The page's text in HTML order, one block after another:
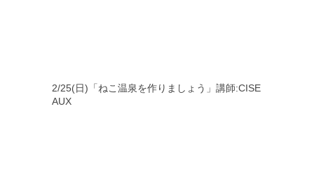
2/25(日)「ねこ温泉を作りましょう」講師:CISE
AUX